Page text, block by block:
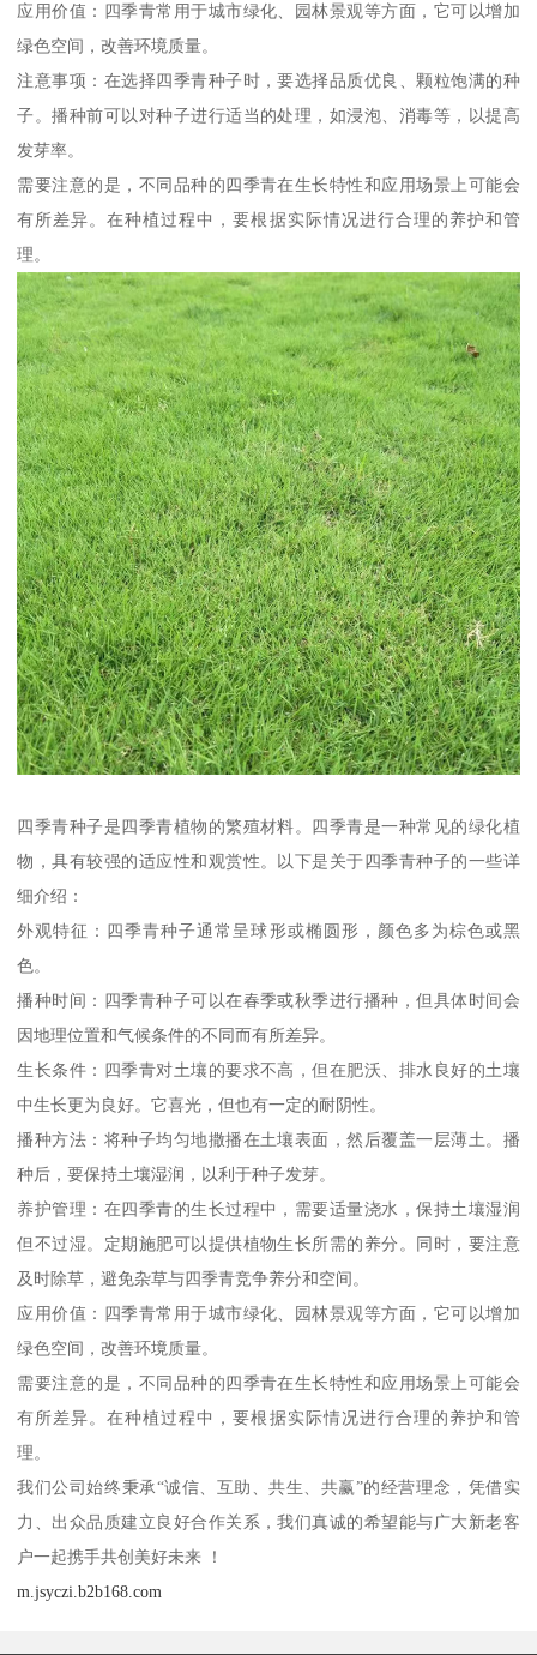
应用价值：四季青常用于城市绿化、园林景观等方面，它可以增加
绿色空间，改善环境质量。
注意事项：在选择四季青种子时，要选择品质优良、颗粒饱满的种
子。播种前可以对种子进行适当的处理，如浸泡、消毒等，以提高
发芽率。
需要注意的是，不同品种的四季青在生长特性和应用场景上可能会
有所差异。在种植过程中，要根据实际情况进行合理的养护和管
理。
四季青种子是四季青植物的繁殖材料。四季青是一种常见的绿化植
物，具有较强的适应性和观赏性。以下是关于四季青种子的一些详
细介绍：
外观特征：四季青种子通常呈球形或椭圆形，颜色多为棕色或黑
色。
播种时间：四季青种子可以在春季或秋季进行播种，但具体时间会
因地理位置和气候条件的不同而有所差异。
生长条件：四季青对土壤的要求不高，但在肥沃、排水良好的土壤
中生长更为良好。它喜光，但也有一定的耐阴性。
播种方法：将种子均匀地撒播在土壤表面，然后覆盖一层薄土。播
种后，要保持土壤湿润，以利于种子发芽。
养护管理：在四季青的生长过程中，需要适量浇水，保持土壤湿润
但不过湿。定期施肥可以提供植物生长所需的养分。同时，要注意
及时除草，避免杂草与四季青竞争养分和空间。
应用价值：四季青常用于城市绿化、园林景观等方面，它可以增加
绿色空间，改善环境质量。
需要注意的是，不同品种的四季青在生长特性和应用场景上可能会
有所差异。在种植过程中，要根据实际情况进行合理的养护和管
理。
我们公司始终秉承“诚信、互助、共生、共赢”的经营理念，凭借实
力、出众品质建立良好合作关系，我们真诚的希望能与广大新老客
户一起携手共创美好未来 ！
m.jsyczi.b2b168.com